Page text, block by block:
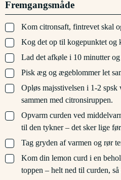
Fremgangsmåde
▢
Kom citronsaft, fintrevet skal
▢
Kog det op til kogepunktet og
▢
Lad det afkøle i 10 minutter
▢
Pisk æg og ægeblommer let
▢
Opløs majsstivelsen i 1-2
sammen med citronsiruppen.
▢
Opvarm curden ved
til den tykner – det sker lige
▢
Tag gryden af varmen og rør
▢
Kom din lemon curd i en
toppen – helt ned til curden,